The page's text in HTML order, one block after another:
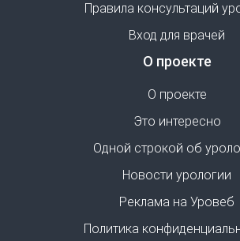
Правила консультаций
Вход для врачей
О проекте
О проекте
Это интересно
Одной строкой об
Новости урологии
Реклама на Уровеб
Политика